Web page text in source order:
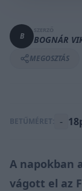
B BOGNÁR
MEGOSZTÁS
BETŰMÉRET: -
A napokban
vágott el az